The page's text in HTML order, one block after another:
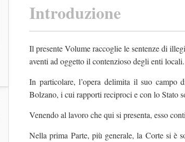
Introduzione
Il presente Volume raccoglie le sentenze di
aventi ad oggetto il contenzioso degli enti locali.
In particolare, l’opera delimita il suo
Bolzano, i cui rapporti reciproci e con lo Stato
Venendo al lavoro che qui si presenta, esso
Nella prima Parte, più generale, la Corte si è